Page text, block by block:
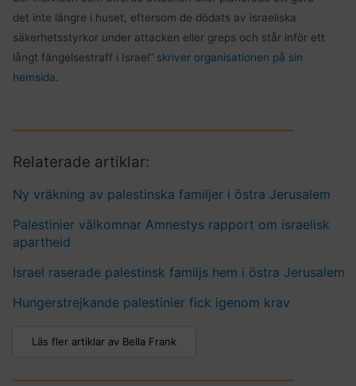
det inte längre i huset, eftersom de dödats av israeliska
säkerhetsstyrkor under attacken eller greps och står inför ett
långt fängelsestraff i Israel” skriver organisationen på sin
hemsida.
Relaterade artiklar:
Ny vräkning av palestinska familjer i östra Jerusalem
Palestinier välkomnar Amnestys rapport om israelisk
apartheid
Israel raserade palestinsk familjs hem i östra Jerusalem
Hungerstrejkande palestinier fick igenom krav
Läs fler artiklar av Bella Frank